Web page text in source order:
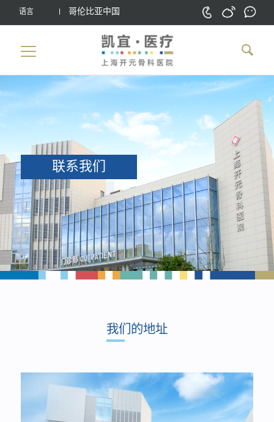
语言 哥伦比亚中国
联系我们
我们的地址